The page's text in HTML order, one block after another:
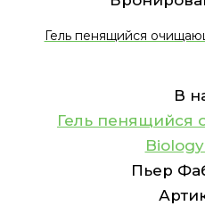
Гель пенящийся
В
Гель пенящийся
Пьер